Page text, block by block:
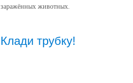
заражённых животных.
Клади трубку!